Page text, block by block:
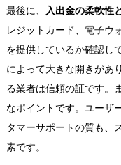
最後に、 入出金の柔軟性
レジットカード、電子ウ
を提供しているか確認し
によって大きな開きがあ
る業者は信頼の証です。
なポイントです。ユーザ
タマーサポートの質も、
素です。